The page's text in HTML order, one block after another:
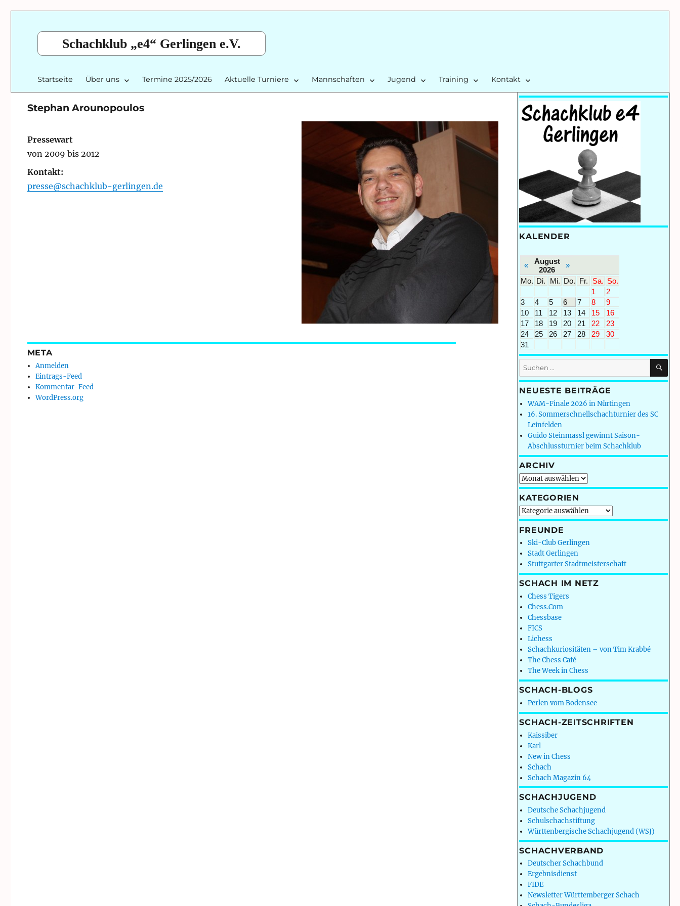
Schachklub „e4“ Gerlingen e.V.
Startseite Über uns Termine 2025/2026 Aktuelle Turniere Mannschaften Jugend Training Kontakt
Stephan Arounopoulos
Pressewart
von 2009 bis 2012
Kontakt:
presse@schachklub-gerlingen.de
META
Anmelden
Eintrags-Feed
Kommentar-Feed
WordPress.org
KALENDER
«
August
2026
»
Mo. Di. Mi. Do. Fr. Sa. So.
1
2
3
4 5 6 7 8
9
10
11 12 13 14 15
16
17
18 19 20 21 22
23
24
25 26 27 28 29
30
31
Suchen
nach:
NEUESTE BEITRÄGE
WAM-Finale 2026 in Nürtingen
16. Sommerschnellschachturnier des SC
Leinfelden
Guido Steinmassl gewinnt Saison-
Abschlussturnier beim Schachklub
ARCHIV
Archiv
KATEGORIEN
Kategorien
FREUNDE
Ski-Club Gerlingen
Stadt Gerlingen
Stuttgarter Stadtmeisterschaft
SCHACH IM NETZ
Chess Tigers
Chess.Com
Chessbase
FICS
Lichess
Schachkuriositäten – von Tim Krabbé
The Chess Café
The Week in Chess
SCHACH-BLOGS
Perlen vom Bodensee
SCHACH-ZEITSCHRIFTEN
Kaissiber
Karl
New in Chess
Schach
Schach Magazin 64
SCHACHJUGEND
Deutsche Schachjugend
Schulschachstiftung
Württenbergische Schachjugend (WSJ)
SCHACHVERBAND
Deutscher Schachbund
Ergebnisdienst
FIDE
Newsletter Württemberger Schach